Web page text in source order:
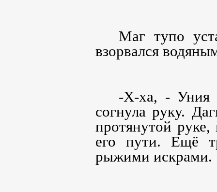
Маг тупо
взорвался
-Х-ха, - Уния
согнула руку.
протянутой руке,
его пути. Ещё
рыжими искрами.